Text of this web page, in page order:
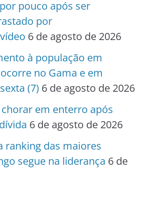
pouco após ser
por
6 de agosto de 2026
à população em
no Gama e em
(7) 6 de agosto de 2026
em enterro após
6 de agosto de 2026
ranking das maiores
segue na liderança 6 de